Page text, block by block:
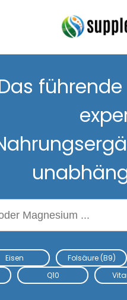
Eisen Folsäure (B9)
Q10